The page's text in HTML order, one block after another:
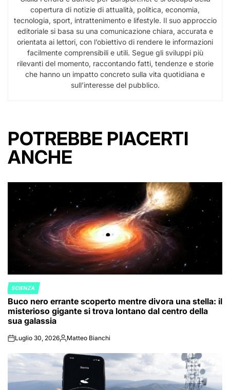
copertura di notizie di attualità, politica, economia,
tecnologia, sport, intrattenimento e lifestyle. Il suo approccio
editoriale si basa su una comunicazione chiara, accurata e
orientata ai lettori, con l’obiettivo di rendere le informazioni
facilmente comprensibili e utili. Segue gli sviluppi più
rilevanti del momento, raccontando fatti, tendenze e storie
che hanno un impatto concreto sulla vita quotidiana e
sull’interesse del pubblico.
POTREBBE PIACERTI
ANCHE
POSTED
IN
SCIENZA
Buco nero errante scoperto mentre divora una stella: il
misterioso gigante si trova lontano dal centro della
sua galassia
onLuglio 30, 2026Posted
Matteo Bianchi